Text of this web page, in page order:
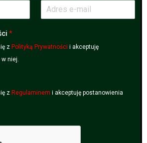
*
z Polityką Prywatności i akceptuję
niej.
z Regulaminem i akceptuję postanowienia